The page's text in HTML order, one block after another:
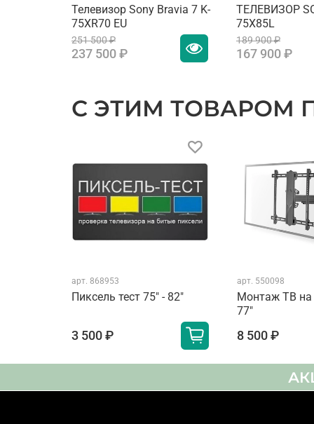
четкости
Технология улучшения
цвета
изображения
контрастности
Голосовое управление
режима (ALLM)
Поддержка Freesync
HGiG
Мощность акустической
Телевизор Sony Bravia 7 K-
75XR70 EU
251 500 ₽
237 500 ₽
ТЕЛЕВИЗОР
75X85L
189 900 ₽
167 900 ₽
С ЭТИМ ТОВАРОМ
арт. 868953
Пиксель тест 75" - 82"
3 500 ₽
арт. 550098
Монтаж ТВ на
77"
8 500 ₽